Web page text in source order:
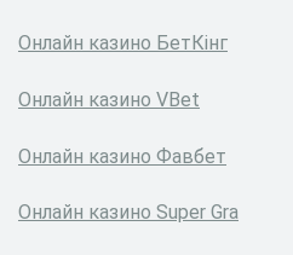
Онлайн казино БетКінг
Онлайн казино VBet
Онлайн казино Фавбет
Онлайн казино Super Gra